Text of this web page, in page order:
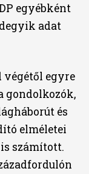
egyébként
adat
végétől egyre
gondolkozók,
és
elméletei
számított.